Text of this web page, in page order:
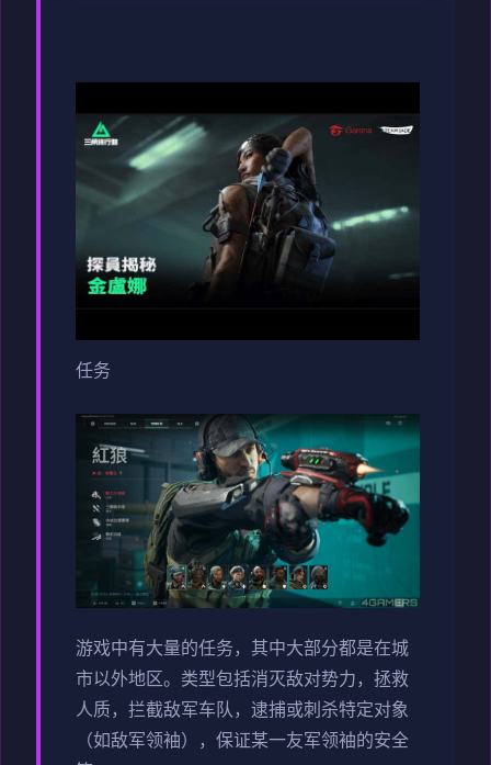
任务
游戏中有大量的任务，其中大部分都是在城
市以外地区。类型包括消灭敌对势力，拯救
人质，拦截敌军车队，逮捕或刺杀特定对象
（如敌军领袖），保证某一友军领袖的安全